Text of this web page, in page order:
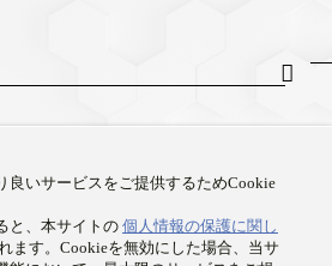
良いサービスをご提供するためCookie
と、本サイトの 個人情報の保護に関し
ます。Cookieを無効にした場合、当サ